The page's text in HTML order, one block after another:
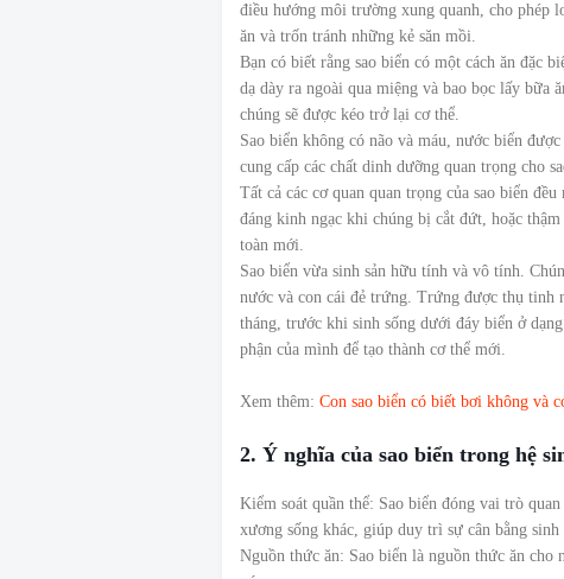
điều hướng môi trường xung quanh, cho phép
ăn và trốn tránh những kẻ săn mồi.
Bạn có biết rằng sao biển có một cách ăn đặc
dạ dày ra ngoài qua miệng và bao bọc lấy bữa
chúng sẽ được kéo trở lại cơ thể.
Sao biển không có não và máu, nước biển
cung cấp các chất dinh dưỡng quan trọng cho
Tất cả các cơ quan quan trọng của sao biển
đáng kinh ngạc khi chúng bị cắt đứt, hoặc
toàn mới.
Sao biển vừa sinh sản hữu tính và vô tính.
nước và con cái đẻ trứng. Trứng được thụ tinh
tháng, trước khi sinh sống dưới đáy biển ở
phận của mình để tạo thành cơ thể mới.
Xem thêm: Con sao biển có biết bơi không và
2. Ý nghĩa của sao biển trong hệ
Kiểm soát quần thể: Sao biển đóng vai trò
xương sống khác, giúp duy trì sự cân bằng sinh
Nguồn thức ăn: Sao biển là nguồn thức ăn